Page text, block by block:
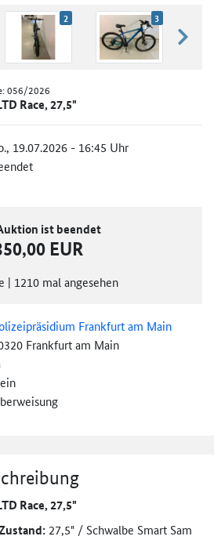
2 3
056/2026
Race, 27,5"
19.07.2026 - 16:45 Uhr
ist beendet
EUR
| 1210 mal angesehen
Frankfurt am Main
Frankfurt am Main
Race, 27,5"
27,5" / Schwalbe Smart Sam